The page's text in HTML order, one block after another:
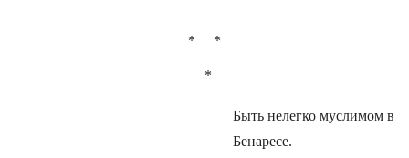
* *
*
Быть нелегко муслимом в
Бенаресе.